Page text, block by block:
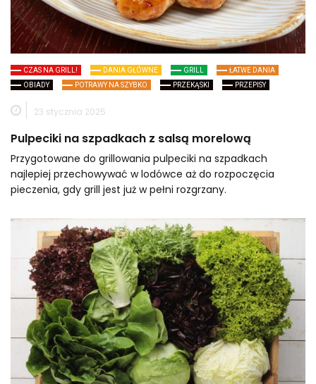
CZAS NA GRILL! DANIA GŁÓWNE GRILL
ŁATWE DANIA
OBIADY
POTRAWY NA SZYBKO PRZEKĄSKI PRZEPISY
23 stycznia 2025
Pulpeciki na szpadkach z salsą morelową
Przygotowane do grillowania pulpeciki na szpadkach
najlepiej przechowywać w lodówce aż do rozpoczęcia
pieczenia, gdy grill jest już w pełni rozgrzany.